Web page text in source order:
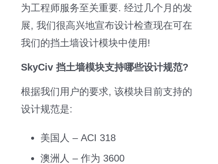
为工程师服务至关重要. 经过几个月的发
展, 我们很高兴地宣布设计检查现在可在
我们的挡土墙设计模块中使用!
SkyCiv 挡土墙模块支持哪些设计规范?
根据我们用户的要求, 该模块目前支持的
设计规范是:
美国人 – ACI 318
澳洲人 – 作为 3600